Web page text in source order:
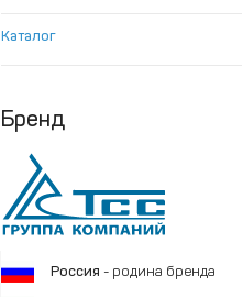
Каталог
Бренд
Россия - родина бренда